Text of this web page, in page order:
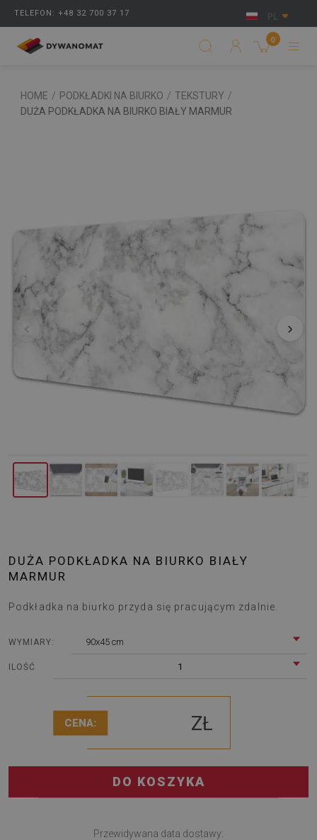
TELEFON: +48 32 700 37 17 PL
0
HOME / PODKŁADKI NA BIURKO / TEKSTURY /
DUŻA PODKŁADKA NA BIURKO BIAŁY MARMUR
‹ ›
DUŻA PODKŁADKA NA BIURKO BIAŁY
MARMUR
Podkładka na biurko przyda się pracującym zdalnie.
WYMIARY: 90x45 cm
ILOŚĆ 1
CENA: ZŁ
DO KOSZYKA
Przewidywana data dostawy: